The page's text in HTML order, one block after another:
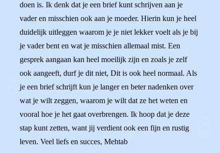
doen is. Ik denk dat je een brief kunt schrijven aan je
vader en misschien ook aan je moeder. Hierin kun je heel
duidelijk uitleggen waarom je je niet lekker voelt als je bij
je vader bent en wat je misschien allemaal mist. Een
gesprek aangaan kan heel moeilijk zijn en zoals je zelf
ook aangeeft, durf je dit niet, Dit is ook heel normaal. Als
je een brief schrijft kun je langer en beter nadenken over
wat je wilt zeggen, waarom je wilt dat ze het weten en
vooral hoe je het gaat overbrengen. Ik hoop dat je deze
stap kunt zetten, want jij verdient ook een fijn en rustig
leven. Veel liefs en succes, Mehtab